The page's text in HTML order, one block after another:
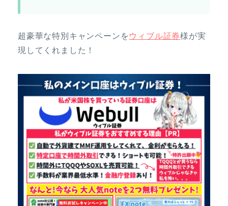
超豪華な特別キャンペーンを ウィブル証券様が実
現してくれました！